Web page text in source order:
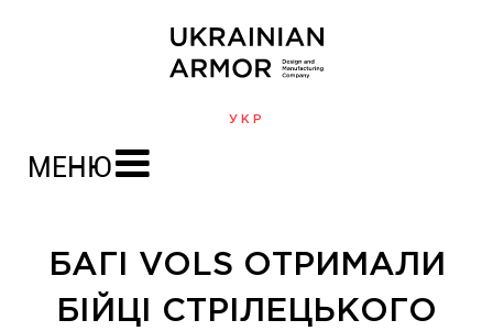
УКР
МЕНЮ
БАГІ VOLS ОТРИМАЛИ
БІЙЦІ СТРІЛЕЦЬКОГО